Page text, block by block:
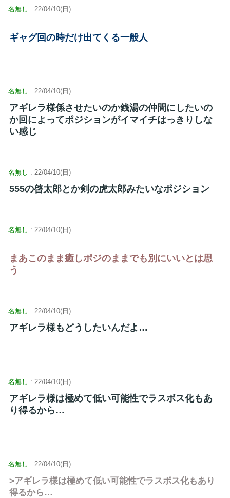
名無し : 22/04/10(日)
ギャグ回の時だけ出てくる一般人
名無し : 22/04/10(日)
アギレラ様係させたいのか銭湯の仲間にしたいの
か回によってポジションがイマイチはっきりしな
い感じ
名無し : 22/04/10(日)
555の啓太郎とか剣の虎太郎みたいなポジション
名無し : 22/04/10(日)
まあこのまま癒しポジのままでも別にいいとは思
う
名無し : 22/04/10(日)
アギレラ様もどうしたいんだよ…
名無し : 22/04/10(日)
アギレラ様は極めて低い可能性でラスボス化もあ
り得るから…
名無し : 22/04/10(日)
>アギレラ様は極めて低い可能性でラスボス化もあり
得るから…